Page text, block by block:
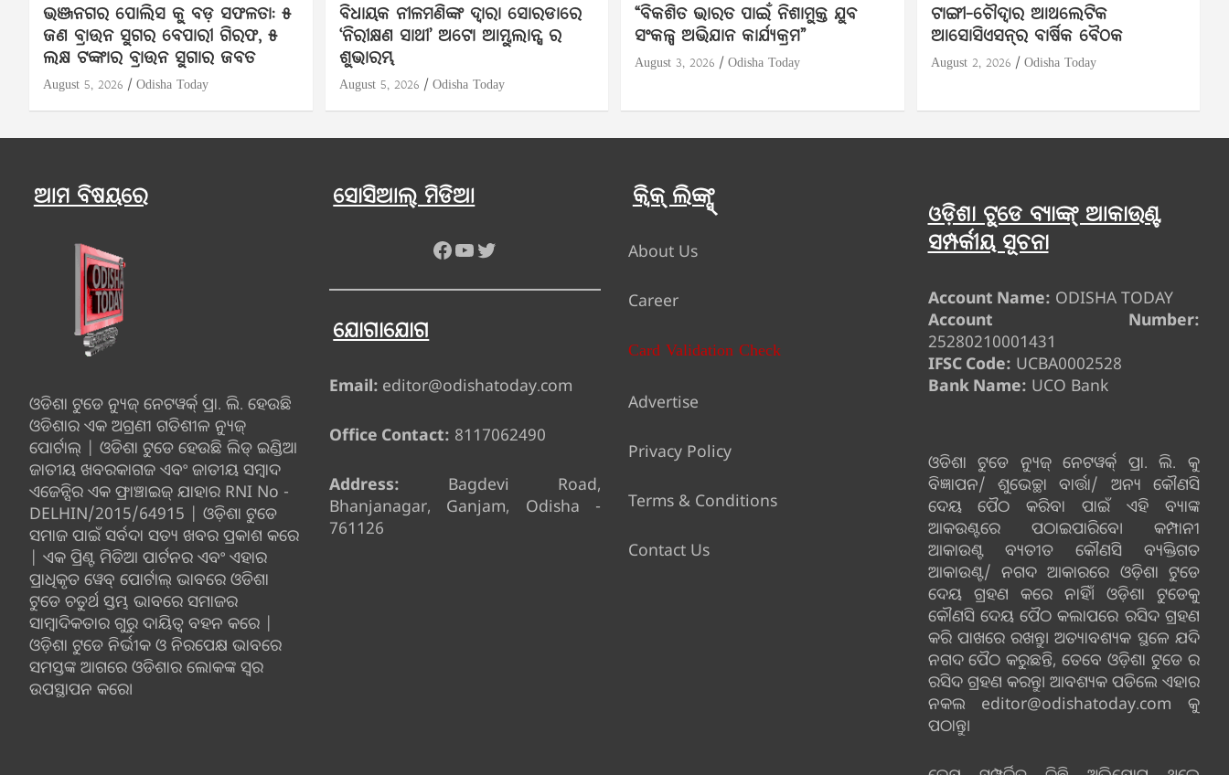
ଭଞ୍ଜନଗର ପୋଲିସ କୁ ବଡ଼ ସଫଳତା: ୫
ଜଣ ବ୍ରାଉନ ସୁଗର ବେପାରୀ ଗିରଫ, ୫
ଲକ୍ଷ ଟଙ୍କାର ବ୍ରାଉନ ସୁଗାର ଜବତ
August 5, 2026 Odisha Today
ବିଧାୟକ ନୀଳମଣିଙ୍କ ଦ୍ବାରା ସୋରଡାରେ
‘ନିରୀକ୍ଷଣ ସାଥୀ’ ଅଟୋ ଆମ୍ବୁଲାନ୍ସ ର
ଶୁଭାରମ୍ଭ
August 5, 2026 Odisha Today
“ବିକଶିତ ଭାରତ ପାଇଁ ନିଶାମୁକ୍ତ ଯୁବ
ସଂକଳ୍ପ ଅଭିଯାନ କାର୍ଯ୍ୟକ୍ରମ”
August 3, 2026 Odisha Today
ଟାଙ୍ଗୀ-ଚୌଦ୍ୱାର ଆଥଲେଟିକ
ଆସୋସିଏସନ୍‌ର ବାର୍ଷିକ ବୈଠକ
August 2, 2026 Odisha Today
ଆମ ବିଷୟରେ
ଓଡିଶା ଟୁଡେ ନ୍ୟୁଜ୍ ନେଟୱର୍କ୍ ପ୍ରା. ଲି. ହେଉଛି
ଓଡିଶାର ଏକ ଅଗ୍ରଣୀ ଗତିଶୀଳ ନ୍ୟୁଜ୍
ପୋର୍ଟାଲ୍ | ଓଡିଶା ଟୁଡେ ହେଉଛି ଲିଡ୍ ଇଣ୍ଡିଆ
ଜାତୀୟ ଖବରକାଗଜ ଏବଂ ଜାତୀୟ ସମ୍ବାଦ
ଏଜେନ୍ସିର ଏକ ଫ୍ରାଞ୍ଚାଇଜ୍ ଯାହାର RNI No -
DELHIN/2015/64915 | ଓଡ଼ିଶା ଟୁଡେ
ସମାଜ ପାଇଁ ସର୍ବଦା ସତ୍ୟ ଖବର ପ୍ରକାଶ କରେ
| ଏକ ପ୍ରିଣ୍ଟ ମିଡିଆ ପାର୍ଟନର ଏବଂ ଏହାର
ପ୍ରାଧିକୃତ ୱେବ୍ ପୋର୍ଟାଲ୍ ଭାବରେ ଓଡିଶା
ଟୁଡେ ଚତୁର୍ଥ ସ୍ତମ୍ଭ ଭାବରେ ସମାଜର
ସାମ୍ବାଦିକତାର ଗୁରୁ ଦାୟିତ୍ବ ବହନ କରେ |
ଓଡ଼ିଶା ଟୁଡେ ନିର୍ଭୀକ ଓ ନିରପେକ୍ଷ ଭାବରେ
ସମସ୍ତଙ୍କ ଆଗରେ ଓଡିଶାର ଲୋକଙ୍କ ସ୍ୱର
ଉପସ୍ଥାପନ କରେ।
ସୋସିଆଲ୍ ମିଡିଆ
Facebook
YouTube
Twitter
ଯୋଗାଯୋଗ
Email: editor@odishatoday.com
Office Contact: 8117062490
Address: Bagdevi Road,
Bhanjanagar, Ganjam, Odisha -
761126
କ୍ୱିକ୍ ଲିଙ୍କ୍ସ୍
About Us
Career
Card Validation Check
Advertise
Privacy Policy
Terms & Conditions
Contact Us
ଓଡ଼ିଶା ଟୁଡେ ବ୍ୟାଙ୍କ୍ ଆକାଉଣ୍ଟ
ସମ୍ପର୍କୀୟ ସୂଚନା
Account Name: ODISHA TODAY
Account Number:
25280210001431
IFSC Code: UCBA0002528
Bank Name: UCO Bank
ଓଡିଶା ଟୁଡେ ନ୍ୟୁଜ୍ ନେଟୱର୍କ୍ ପ୍ରା. ଲି. କୁ
ବିଜ୍ଞାପନ/ ଶୁଭେଚ୍ଛା ବାର୍ତ୍ତା/ ଅନ୍ୟ କୌଣସି
ଦେୟ ପୈଠ କରିବା ପାଇଁ ଏହି ବ୍ୟାଙ୍କ
ଆକଉଣ୍ଟରେ ପଠାଇପାରିବେ। କମ୍ପାନୀ
ଆକାଉଣ୍ଟ ବ୍ୟତୀତ କୌଣସି ବ୍ୟକ୍ତିଗତ
ଆକାଉଣ୍ଟ/ ନଗଦ ଆକାରରେ ଓଡ଼ିଶା ଟୁଡେ
ଦେୟ ଗ୍ରହଣ କରେ ନାହିଁ। ଓଡ଼ିଶା ଟୁଡେକୁ
କୌଣସି ଦେୟ ପୈଠ କଲାପରେ ରସିଦ ଗ୍ରହଣ
କରି ପାଖରେ ରଖନ୍ତୁ। ଅତ୍ୟାବଶ୍ୟକ ସ୍ଥଳେ ଯଦି
ନଗଦ ପୈଠ କରୁଛନ୍ତି, ତେବେ ଓଡ଼ିଶା ଟୁଡେ ର
ରସିଦ ଗ୍ରହଣ କରନ୍ତୁ। ଆବଶ୍ୟକ ପଡିଲେ ଏହାର
ନକଲ editor@odishatoday.com କୁ
ପଠାନ୍ତୁ।